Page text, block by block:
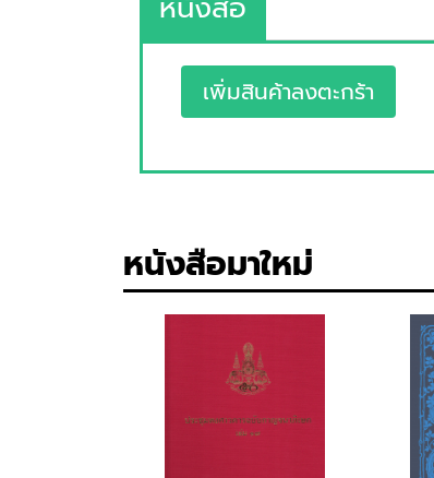
เพิ่มสินค้าลงตะกร้า
หนังสือมาใหม่